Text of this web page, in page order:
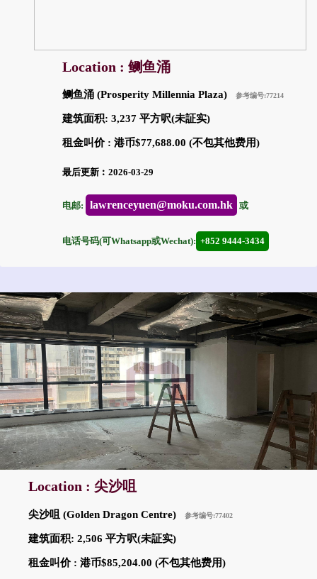
Location : 鲗鱼涌
鲗鱼涌 (Prosperity Millennia Plaza) 参考编号:77214
建筑面积: 3,237 平方呎(未証实)
租金叫价 : 港币$77,688.00 (不包其他费用)
最后更新︰2026-03-29
电邮: lawrenceyuen@moku.com.hk 或
电话号码(可Whatsapp或Wechat): +852 9444-3434
Location : 尖沙咀
尖沙咀 (Golden Dragon Centre) 参考编号:77402
建筑面积: 2,506 平方呎(未証实)
租金叫价 : 港币$85,204.00 (不包其他费用)